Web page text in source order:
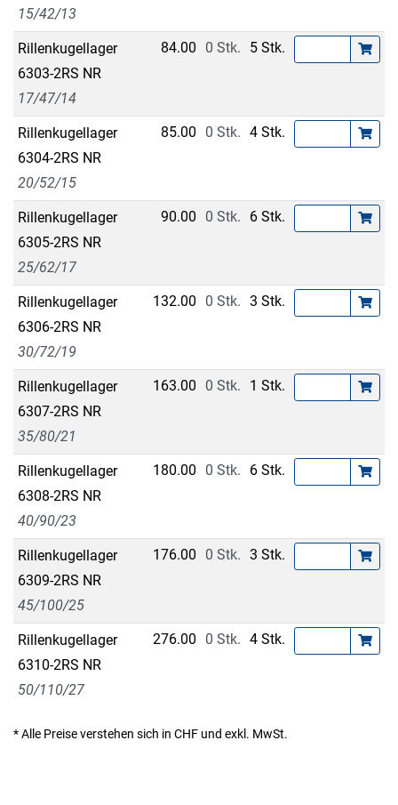
15/42/13
Rillenkugellager
6303-2RS NR
17/47/14
84.00 0 Stk. 5 Stk.
Rillenkugellager
6304-2RS NR
20/52/15
85.00 0 Stk. 4 Stk.
Rillenkugellager
6305-2RS NR
25/62/17
90.00 0 Stk. 6 Stk.
Rillenkugellager
6306-2RS NR
30/72/19
132.00 0 Stk. 3 Stk.
Rillenkugellager
6307-2RS NR
35/80/21
163.00 0 Stk. 1 Stk.
Rillenkugellager
6308-2RS NR
40/90/23
180.00 0 Stk. 6 Stk.
Rillenkugellager
6309-2RS NR
45/100/25
176.00 0 Stk. 3 Stk.
Rillenkugellager
6310-2RS NR
50/110/27
276.00 0 Stk. 4 Stk.
* Alle Preise verstehen sich in CHF und exkl. MwSt.